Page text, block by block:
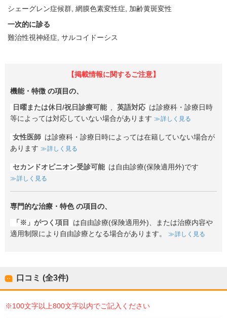
シェーグレン症候群 網膜色素変性症
加齢黄斑変性
一次的に診る
難治性視神経症 サルコイドーシス
【掲載情報に関するご注意】
機能・特徴 の項目の、
日曜または休日/祝日診療可能 , 英語対応 は診療科・診療日時
等によっては対応していない場合があります
詳しく見る
女性医師 は診療科・診療日時によっては在籍していない場合が
あります
詳しく見る
セカンドオピニオン受診可能 は自由診療(保険適用外)です
詳しく見る
専門的な治療・特色の項目の、
「※」がつく項目
は自由診療(保険適用外)、または治療内容や
適用制限により自由診療となる場合があります。
詳しく見る
口コミ (全3件)
※100文字以上800文字以内でご記入ください